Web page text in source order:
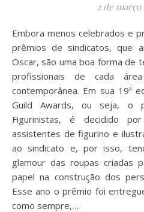
2 de março
Embora menos celebrados e prestigiados pelo público, os
prêmios de sindicatos, que
Oscar, são uma boa forma de
profissionais de cada
contemporânea. Em sua 19ª
Guild Awards, ou seja, o
Figurinistas, é decidido
assistentes de figurino e
ao sindicato e, por isso,
glamour das roupas criadas
papel na construção dos
Esse ano o prêmio foi
como sempre,…